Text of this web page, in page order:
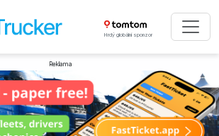
Hrdý globální sponzor
Reklama